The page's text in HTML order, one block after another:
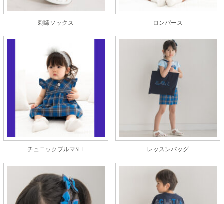
刺繍ソックス ロンパース
チュニックブルマSET レッスンバッグ